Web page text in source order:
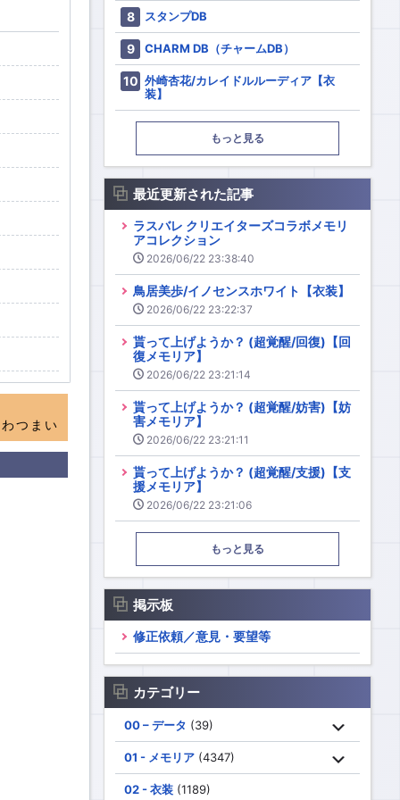
つまい
スタンプDB
CHARM DB（チャームDB）
外崎杏花/カレイドルルーディア【衣
装】
もっと見る
最近更新された記事
ラスバレ クリエイターズコラボメモリ
アコレクション
2026/06/22 23:38:40
鳥居美歩/イノセンスホワイト【衣装】
2026/06/22 23:22:37
貰って上げようか？ (超覚醒/回復)【回
復メモリア】
2026/06/22 23:21:14
貰って上げようか？ (超覚醒/妨害)【妨
害メモリア】
2026/06/22 23:21:11
貰って上げようか？ (超覚醒/支援)【支
援メモリア】
2026/06/22 23:21:06
もっと見る
掲示板
修正依頼／意見・要望等
カテゴリー
00 – データ (39)
01 - メモリア (4347)
02 - 衣装 (1189)